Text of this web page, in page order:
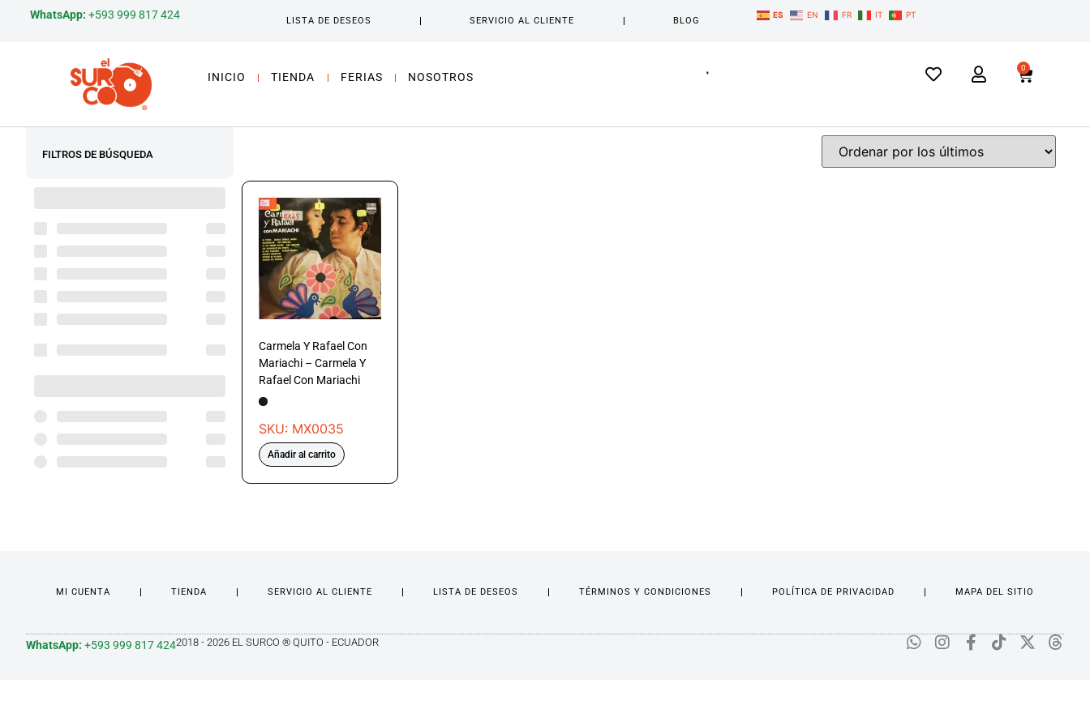
WhatsApp: +593 999 817 424 LISTA DE DESEOS SERVICIO AL CLIENTE BLOG
ES EN FR IT PT
INICIO TIENDA FERIAS NOSOTROS
0
FILTROS DE BÚSQUEDA
Carmela Y Rafael Con
Mariachi – Carmela Y
Rafael Con Mariachi
SKU: MX0035
Añadir al carrito
MI CUENTA TIENDA SERVICIO AL CLIENTE LISTA DE DESEOS TÉRMINOS Y CONDICIONES POLÍTICA DE PRIVACIDAD MAPA DEL SITIO
WhatsApp: +593 999 817 4242018 - 2026 EL SURCO ® QUITO - ECUADOR